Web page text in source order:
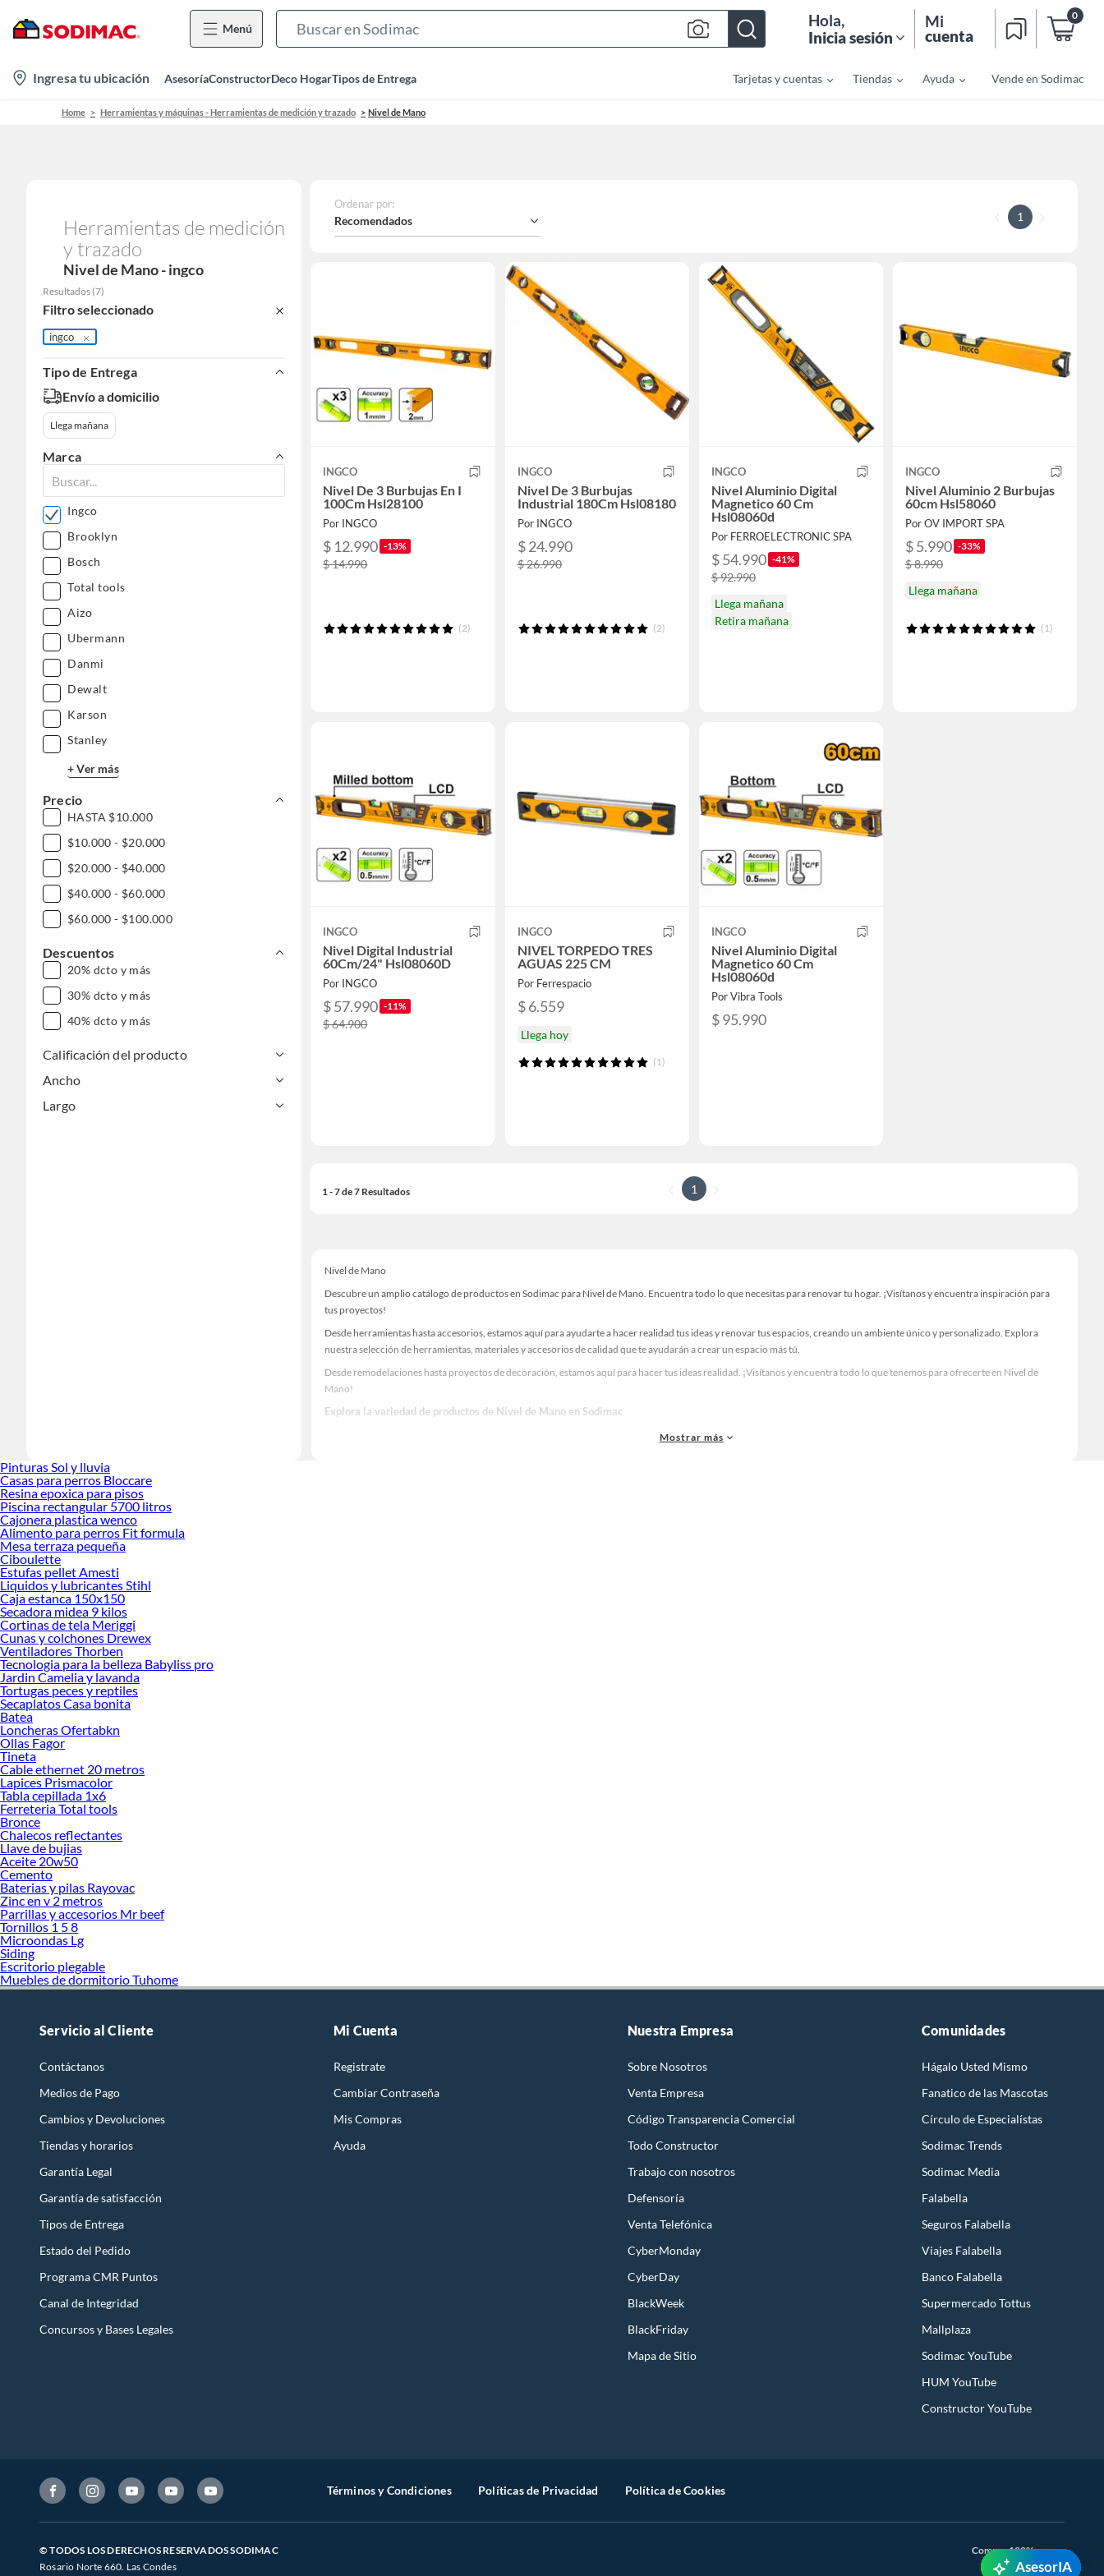
Menú
Bar
Hola,
Inicia sesión
Mi
cuenta
0
location-
icon
Ingresa tu ubicación AsesoríaConstructorDeco HogarTipos de Entrega Tarjetas y cuentas Tiendas Ayuda Vende en Sodimac
Home Herramientas y máquinas - Herramientas de medición y trazado Nivel de Mano
Herramientas de medición
y trazado
Nivel de Mano - ingco
Resultados (7)
Filtro seleccionado
ingco
Tipo de Entrega
Envío a domicilio
Llega mañana
Marca
Ingco
Brooklyn
Bosch
Total tools
Aizo
Ubermann
Danmi
Dewalt
Karson
Stanley
+ Ver más
Precio
HASTA $10.000
$10.000 - $20.000
$20.000 - $40.000
$40.000 - $60.000
$60.000 - $100.000
Descuentos
20% dcto y más
30% dcto y más
40% dcto y más
Calificación del producto
Ancho
Largo
Ordenar por:
Recomendados 1
INGCO
Nivel De 3 Burbujas En I
100Cm Hsl28100
Por INGCO
$ 12.990 -13%
$ 14.990
(2)
INGCO
Nivel De 3 Burbujas
Industrial 180Cm Hsl08180
Por INGCO
$ 24.990
$ 26.990
(2)
INGCO
Nivel Aluminio Digital
Magnetico 60 Cm
Hsl08060d
Por FERROELECTRONIC SPA
$ 54.990 -41%
$ 92.990
Llega mañana
Retira mañana
INGCO
Nivel Aluminio 2 Burbujas
60cm Hsl58060
Por OV IMPORT SPA
$ 5.990 -33%
$ 8.990
Llega mañana
(1)
INGCO
Nivel Digital Industrial
60Cm/24" Hsl08060D
Por INGCO
$ 57.990 -11%
$ 64.900
INGCO
NIVEL TORPEDO TRES
AGUAS 225 CM
Por Ferrespacio
$ 6.559
Llega hoy
(1)
INGCO
Nivel Aluminio Digital
Magnetico 60 Cm
Hsl08060d
Por Vibra Tools
$ 95.990
1 - 7 de 7 Resultados 1
Nivel de Mano
Descubre un amplio catálogo de productos en Sodimac para Nivel de Mano. Encuentra todo lo que necesitas para renovar tu hogar. ¡Visítanos y encuentra inspiración para
tus proyectos!
Desde herramientas hasta accesorios, estamos aquí para ayudarte a hacer realidad tus ideas y renovar tus espacios, creando un ambiente único y personalizado. Explora
nuestra selección de herramientas, materiales y accesorios de calidad que te ayudarán a crear un espacio más tú.
Desde remodelaciones hasta proyectos de decoración, estamos aquí para hacer tus ideas realidad. ¡Visítanos y encuentra todo lo que tenemos para ofrecerte en Nivel de
Mano!
Explora la variedad de productos de Nivel de Mano en Sodimac
Herramientas, materiales y accesorios de calidad para tus proyectos y renovación de espacios. ¡Visítanos y descubre todo lo que tenemos para ofrecerte!
Mostrar más
Pinturas Sol y lluvia
Casas para perros Bloccare
Resina epoxica para pisos
Piscina rectangular 5700 litros
Cajonera plastica wenco
Alimento para perros Fit formula
Mesa terraza pequeña
Ciboulette
Estufas pellet Amesti
Liquidos y lubricantes Stihl
Caja estanca 150x150
Secadora midea 9 kilos
Cortinas de tela Meriggi
Cunas y colchones Drewex
Ventiladores Thorben
Tecnologia para la belleza Babyliss pro
Jardin Camelia y lavanda
Tortugas peces y reptiles
Secaplatos Casa bonita
Batea
Loncheras Ofertabkn
Ollas Fagor
Tineta
Cable ethernet 20 metros
Lapices Prismacolor
Tabla cepillada 1x6
Ferreteria Total tools
Bronce
Chalecos reflectantes
Llave de bujias
Aceite 20w50
Cemento
Baterias y pilas Rayovac
Zinc en v 2 metros
Parrillas y accesorios Mr beef
Tornillos 1 5 8
Microondas Lg
Siding
Escritorio plegable
Muebles de dormitorio Tuhome
Servicio al Cliente
Contáctanos
Medios de Pago
Cambios y Devoluciones
Tiendas y horarios
Garantía Legal
Garantía de satisfacción
Tipos de Entrega
Estado del Pedido
Programa CMR Puntos
Canal de Integridad
Concursos y Bases Legales
Mi Cuenta
Registrate
Cambiar Contraseña
Mis Compras
Ayuda
Nuestra Empresa
Sobre Nosotros
Venta Empresa
Código Transparencia Comercial
Todo Constructor
Trabajo con nosotros
Defensoría
Venta Telefónica
CyberMonday
CyberDay
BlackWeek
BlackFriday
Mapa de Sitio
Comunidades
Hágalo Usted Mismo
Fanatico de las Mascotas
Círculo de Especialístas
Sodimac Trends
Sodimac Media
Falabella
Seguros Falabella
Viajes Falabella
Banco Falabella
Supermercado Tottus
Mallplaza
Sodimac YouTube
HUM YouTube
Constructor YouTube
Términos y Condiciones Políticas de Privacidad Política de Cookies
© TODOS LOS DERECHOS RESERVADOS SODIMAC
Rosario Norte 660. Las Condes
Compra 100% segura
AsesorIA